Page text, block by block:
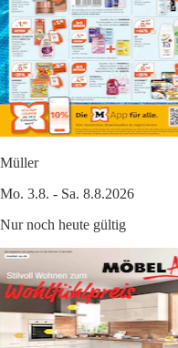
Müller
Mo. 3.8. - Sa. 8.8.2026
Nur noch heute gültig